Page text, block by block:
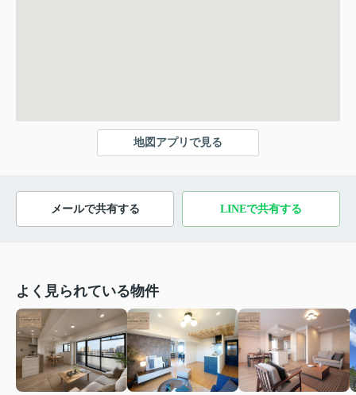
地図アプリで見る
メールで共有する LINEで共有する
よく見られている物件